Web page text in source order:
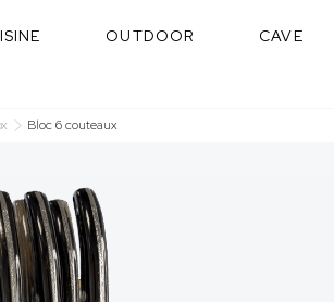
OUTDOOR CAVE
Bloc 6 couteaux